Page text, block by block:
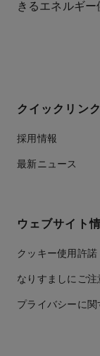
きるエネルギー
クイックリンク
採用情報
最新ニュース
ウェブサイト
クッキー使用許諾
なりすましにご注
プライバシーに関